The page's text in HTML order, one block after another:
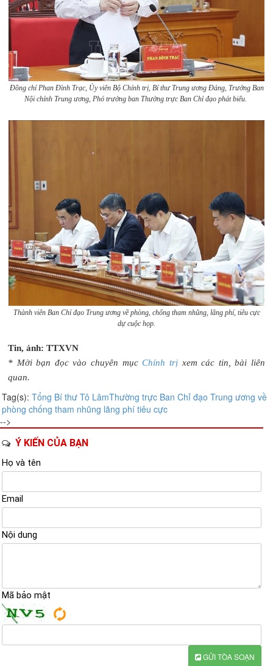
Đồng chí Phan Đình Trạc, Ủy viên Bộ Chính trị, Bí thư Trung ương Đảng, Trưởng Ban
Nội chính Trung ương, Phó trưởng ban Thường trực Ban Chỉ đạo phát biểu.
Thành viên Ban Chỉ đạo Trung ương về phòng, chống tham nhũng, lãng phí, tiêu cực
dự cuộc họp.
Tin, ảnh: TTXVN
* Mời bạn đọc vào chuyên mụcChính trịxem các tin, bài liên
quan.
Tag(s): Tổng Bí thư Tô LâmThường trực Ban Chỉ đạo Trung ương về
phòng chống tham nhũng lãng phí tiêu cực
-->
Ý KIẾN CỦA BẠN
Họ và tên
Email
Nội dung
Mã bảo mật
GỬI TÒA SOẠN